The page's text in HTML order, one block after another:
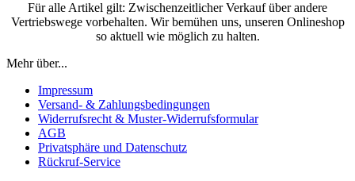
Für alle Artikel gilt: Zwischenzeitlicher Verkauf über andere
Vertriebswege vorbehalten. Wir bemühen uns, unseren Onlineshop
so aktuell wie möglich zu halten.
Mehr über...
Impressum
Versand- & Zahlungsbedingungen
Widerrufsrecht & Muster-Widerrufsformular
AGB
Privatsphäre und Datenschutz
Rückruf-Service